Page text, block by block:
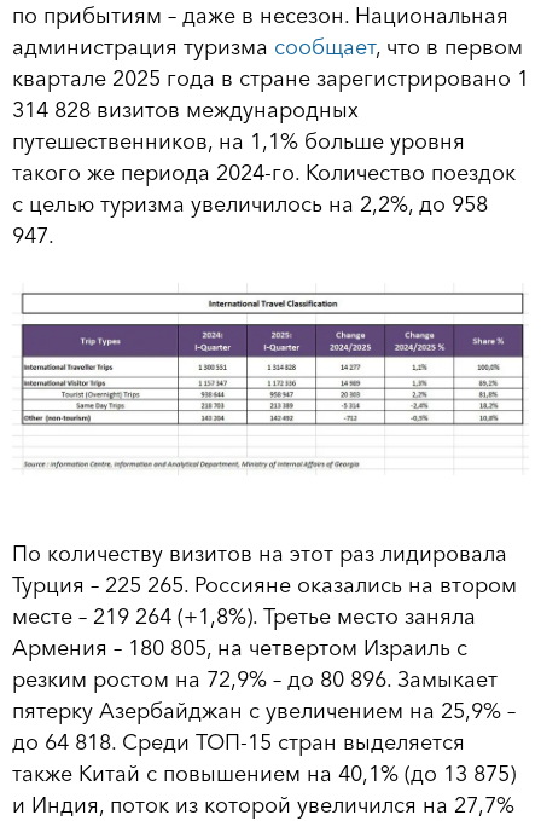
по прибытиям – даже в несезон. Национальная
администрация туризма сообщает, что в первом
квартале 2025 года в стране зарегистрировано 1
314 828 визитов международных
путешественников, на 1,1% больше уровня
такого же периода 2024-го. Количество поездок
с целью туризма увеличилось на 2,2%, до 958
947.
По количеству визитов на этот раз лидировала
Турция – 225 265. Россияне оказались на втором
месте – 219 264 (+1,8%). Третье место заняла
Армения – 180 805, на четвертом Израиль с
резким ростом на 72,9% – до 80 896. Замыкает
пятерку Азербайджан с увеличением на 25,9% –
до 64 818. Среди ТОП-15 стран выделяется
также Китай с повышением на 40,1% (до 13 875)
и Индия, поток из которой увеличился на 27,7%